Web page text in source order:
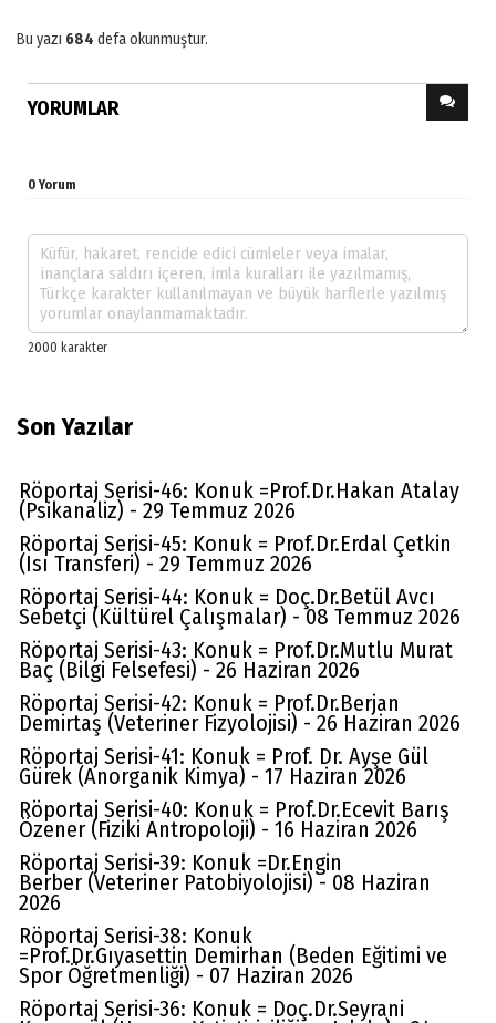
Bu yazı 684 defa okunmuştur.
YORUMLAR
0 Yorum
Son Yazılar
Röportaj Serisi-46: Konuk =Prof.Dr.Hakan Atalay
(Psikanaliz) - 29 Temmuz 2026
Röportaj Serisi-45: Konuk = Prof.Dr.Erdal Çetkin
(Isı Transferi) - 29 Temmuz 2026
Röportaj Serisi-44: Konuk = Doç.Dr.Betül Avcı
Sebetçi (Kültürel Çalışmalar) - 08 Temmuz 2026
Röportaj Serisi-43: Konuk = Prof.Dr.Mutlu Murat
Baç (Bilgi Felsefesi) - 26 Haziran 2026
Röportaj Serisi-42: Konuk = Prof.Dr.Berjan
Demirtaş (Veteriner Fizyolojisi) - 26 Haziran 2026
Röportaj Serisi-41: Konuk = Prof. Dr. Ayşe Gül
Gürek (Anorganik Kimya) - 17 Haziran 2026
Röportaj Serisi-40: Konuk = Prof.Dr.Ecevit Barış
Özener (Fiziki Antropoloji) - 16 Haziran 2026
Röportaj Serisi-39: Konuk =Dr.Engin
Berber (Veteriner Patobiyolojisi) - 08 Haziran
2026
Röportaj Serisi-38: Konuk
=Prof.Dr.Gıyasettin Demirhan (Beden Eğitimi ve
Spor Öğretmenliği) - 07 Haziran 2026
Röportaj Serisi-36: Konuk = Doç.Dr.Seyrani